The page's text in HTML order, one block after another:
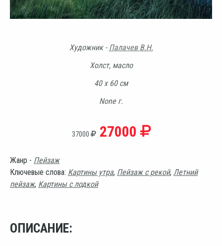
Художник - Палачев В.Н.
Холст, масло
40 х 60 см
None г.
37000 27000
Жанр - Пейзаж
Ключевые слова: Картины утра, Пейзаж с рекой, Летний
пейзаж, Картины с лодкой
ОПИСАНИЕ: